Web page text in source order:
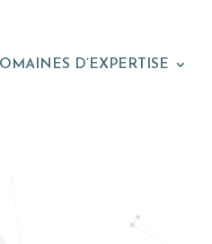
D’EXPERTISE